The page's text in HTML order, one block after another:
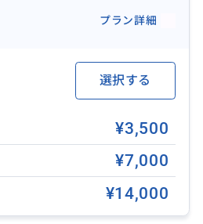
ない場合がございます。
迎。
テルは違ってもOK！また空港
重な旅の時間を有効活用でき
い
プラン詳細
選択する
¥3,500
¥7,000
¥14,000